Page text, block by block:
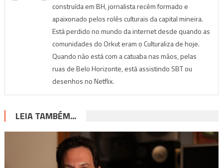
construída em BH, jornalista recém formado e
apaixonado pelos rolês culturais da capital mineira.
Está perdido no mundo da internet desde quando as
comunidades do Orkut eram o Culturaliza de hoje.
Quando não está com a catuaba nas mãos, pelas
ruas de Belo Horizonte, está assistindo SBT ou
desenhos no Netflix.
LEIA TAMBÉM...